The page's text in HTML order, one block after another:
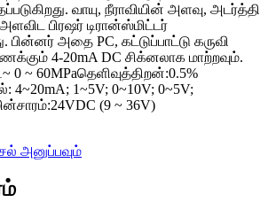
வாயு, நீராவியின் அளவு, அடர்த்தி
பிரஷர் டிரான்ஸ்மிட்டர்
பின்னர் அதை PC, கட்டுப்பாட்டு கருவி
4-20mA DC சிக்னலாக மாற்றவும்.
0 ~ 60MPaதெளிவுத்திறன்:0.5%
4~20mA; 1~5V; 0~10V; 0~5V;
(9 ~ 36V)
அனுப்பவும்